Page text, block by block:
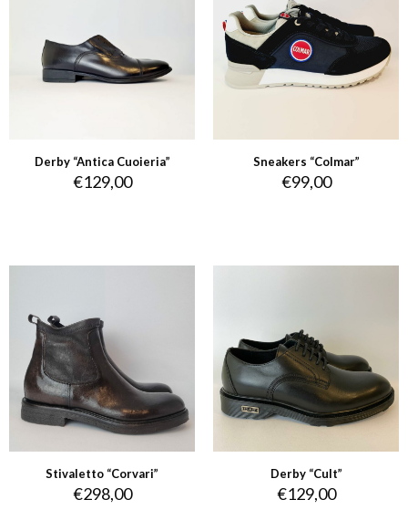
Derby “Antica Cuoieria”
€129,00
Sneakers “Colmar”
€99,00
Stivaletto “Corvari”
€298,00
Derby “Cult”
€129,00